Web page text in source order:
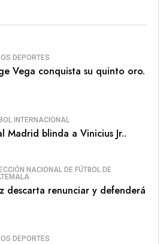
DEPORTES
Vega conquista su quinto oro.
INTERNACIONAL
Madrid blinda a Vinicius Jr..
NACIONAL DE FÚTBOL DE
descarta renunciar y defenderá
DEPORTES